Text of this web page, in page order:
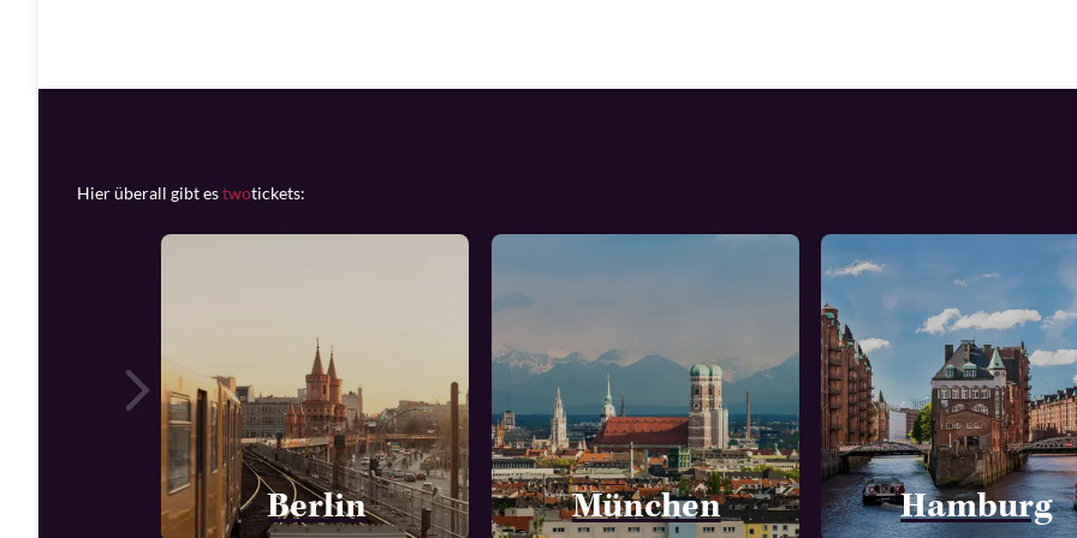
Hier überall gibt estwotickets:
Berlin München Hamburg